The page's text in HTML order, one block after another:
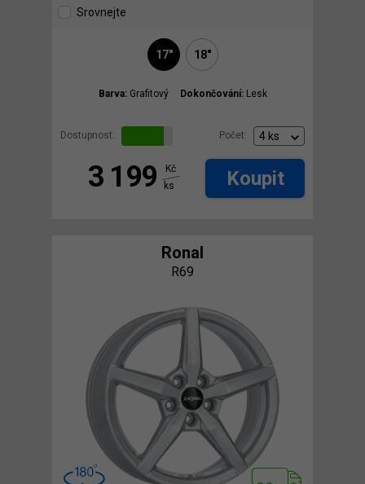
Srovnejte
17" 18"
Barva: Grafitový Dokončování: Lesk
Dostupnost: Počet:
3 199
Kč
ks
Koupit
Ronal
R69